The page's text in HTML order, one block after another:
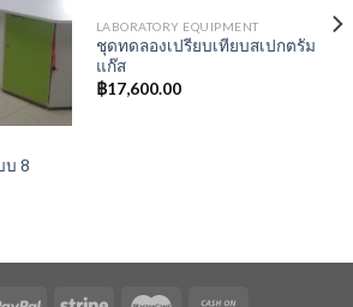
บ 8
LABORATORY EQUIPMENT
ชุดทดลองเปรียบเทียบสเปกตรัม
แก๊ส
฿17,600.00